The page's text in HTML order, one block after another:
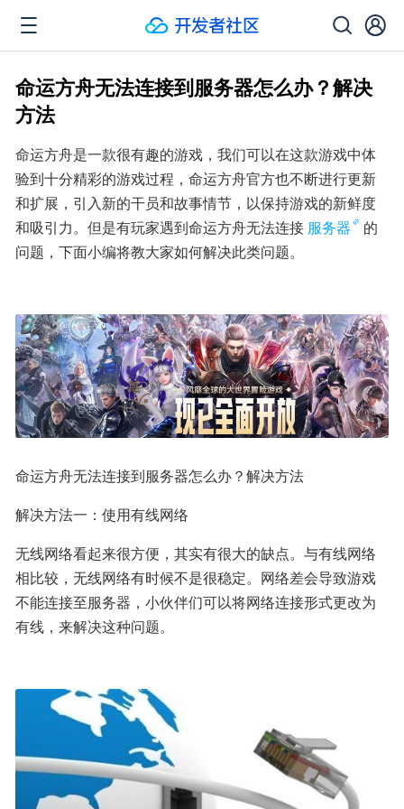
命运方舟无法连接到服务器怎么办？解决
方法
命运方舟是一款很有趣的游戏，我们可以在这款游戏中体
验到十分精彩的游戏过程，命运方舟官方也不断进行更新
和扩展，引入新的干员和故事情节，以保持游戏的新鲜度
和吸引力。但是有玩家遇到命运方舟无法连接 服务器
的
问题，下面小编将教大家如何解决此类问题。
命运方舟无法连接到服务器怎么办？解决方法
解决方法一：使用有线网络
无线网络看起来很方便，其实有很大的缺点。与有线网络
相比较，无线网络有时候不是很稳定。网络差会导致游戏
不能连接至服务器，小伙伴们可以将网络连接形式更改为
有线，来解决这种问题。